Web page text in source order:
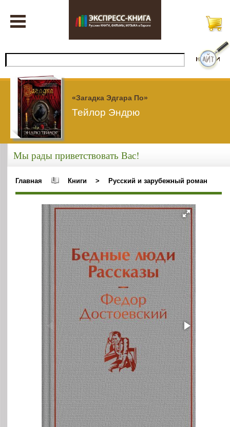
«Загадка Эдгара По»
Тейлор Эндрю
Мы рады приветствовать Вас!
Главная Книги > Русский и зарубежный роман